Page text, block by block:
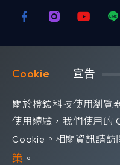
宣告
關於橙鋐科技使用瀏覽
使用體驗，我們使用的
Cookie。相關資訊請訪
策 。